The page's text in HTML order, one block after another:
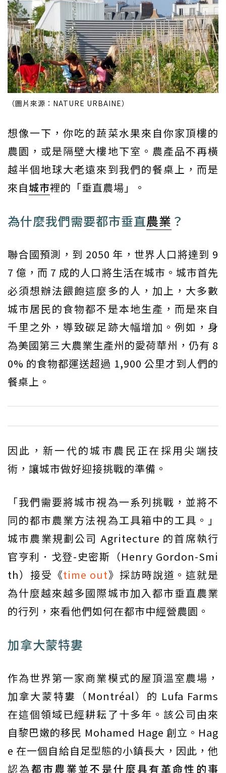
（圖片來源：NATURE URBAINE）
想像一下，你吃的蔬菜水果來自你家頂樓的
農園，或是隔壁大樓地下室。農產品不再橫
越半個地球大老遠來到我們的餐桌上，而是
來自城市裡的「垂直農場」。
為什麼我們需要都市垂直農業 ？
聯合國預測，到 2050 年，世界人口將達到 9
7 億，而 7 成的人口將生活在城市。城市首先
必須想辦法餵飽這麼多的人，加上，大多數
城市居民的食物都不是本地生產，而是來自
千里之外，導致碳足跡大幅增加。例如，身
為美國第三大農業生產州的愛荷華州，仍有 8
0% 的食物都運送超過 1,900 公里才到人們的
餐桌上。
因此，新一代的城市農民正在採用尖端技
術，讓城市做好迎接挑戰的準備。
「我們需要將城市視為一系列挑戰，並將不
同的都市農業方法視為工具箱中的工具。」
城市農業規劃公司 Agritecture 的首席執行
官亨利．戈登-史密斯（Henry Gordon-Smi
th）接受《time out》採訪時說道。這就是
為什麼越來越多國際城市加入都市垂直農業
的行列，來看他們如何在都市中經營農園。
加拿大蒙特婁
作為世界第一家商業模式的屋頂溫室農場，
加拿大蒙特婁（Montréal）的 Lufa Farms
在這個領域已經耕耘了十多年。該公司由來
自黎巴嫩的移民 Mohamed Hage 創立。Hag
e 在一個自給自足型態的小鎮長大，因此，他
認為都市農業並不是什麼具有革命性的事